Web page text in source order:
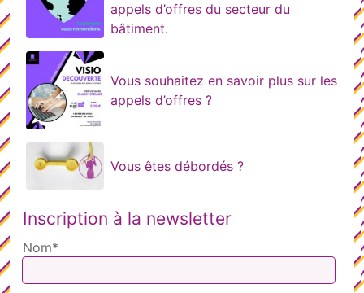
appels d’offres du secteur du
bâtiment.
Vous souhaitez en savoir plus sur les
appels d’offres ?
Vous êtes débordés ?
Inscription à la newsletter
Nom*